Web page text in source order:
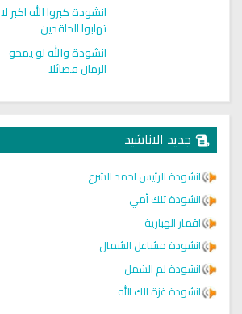
انشودة كبروا الله اكبر لا
تهابوا الحاقدين
انشودة والله لو يمحو
الزمان فضائلا
جديد الاناشيد
انشودة الرئيس احمد الشرع
انشودة تلك أمي
اقمار الهبارية
انشودة مشاعل الشمال
انشودة لم الشمل
انشودة غزة الك الله